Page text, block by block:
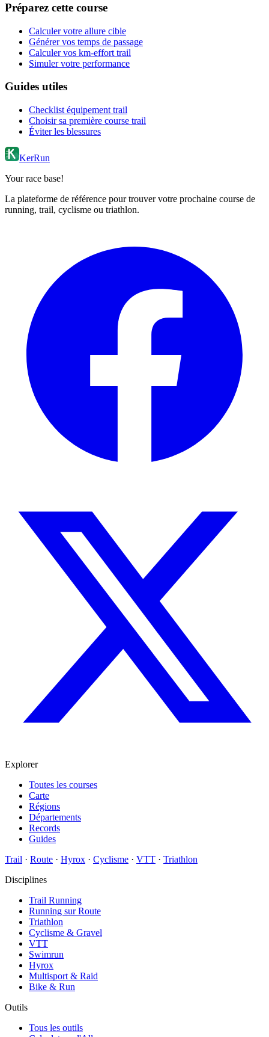
Préparez cette course
Calculer votre allure cible
Générer vos temps de passage
Calculer vos km-effort trail
Simuler votre performance
Guides utiles
Checklist équipement trail
Choisir sa première course trail
Éviter les blessures
KerRun
Your race base!
La plateforme de référence pour trouver votre prochaine course de
running, trail, cyclisme ou triathlon.
Explorer
Toutes les courses
Carte
Régions
Départements
Records
Guides
Trail · Route · Hyrox · Cyclisme · VTT · Triathlon
Disciplines
Trail Running
Running sur Route
Triathlon
Cyclisme & Gravel
VTT
Swimrun
Hyrox
Multisport & Raid
Bike & Run
Outils
Tous les outils